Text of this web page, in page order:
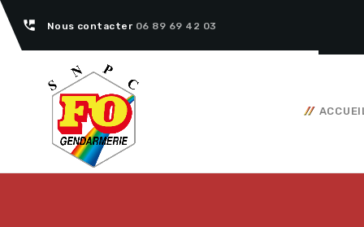
perm_phone_msg Nous contacter 06 89 69 42 03